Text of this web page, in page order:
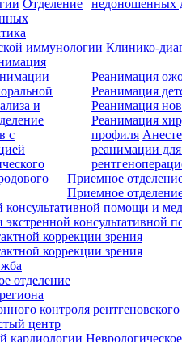
недоношенных
Отделение
иммунологии Клинико-
и
с
Реанимация
Реанимация
Реанимация
Реанимация
профиля
реанимации
Приемное
Приемное
консультативной помощи и
консультативной
коррекции зрения
коррекции зрения
отделение
контроля
центр
кардиологии